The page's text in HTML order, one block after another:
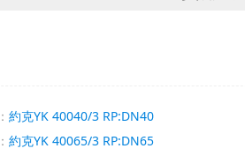
約克YK 40040/3 RP:DN40
約克YK 40065/3 RP:DN65